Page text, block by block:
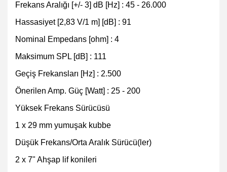
Frekans Aralığı [+/- 3] dB [Hz] : 45 - 26.000
Hassasiyet [2,83 V/1 m] [dB] : 91
Nominal Empedans [ohm] : 4
Maksimum SPL [dB] : 111
Geçiş Frekansları [Hz] : 2.500
Önerilen Amp. Güç [Watt] : 25 - 200
Yüksek Frekans Sürücüsü
1 x 29 mm yumuşak kubbe
Düşük Frekans/Orta Aralık Sürücü(ler)
2 x 7" Ahşap lif konileri